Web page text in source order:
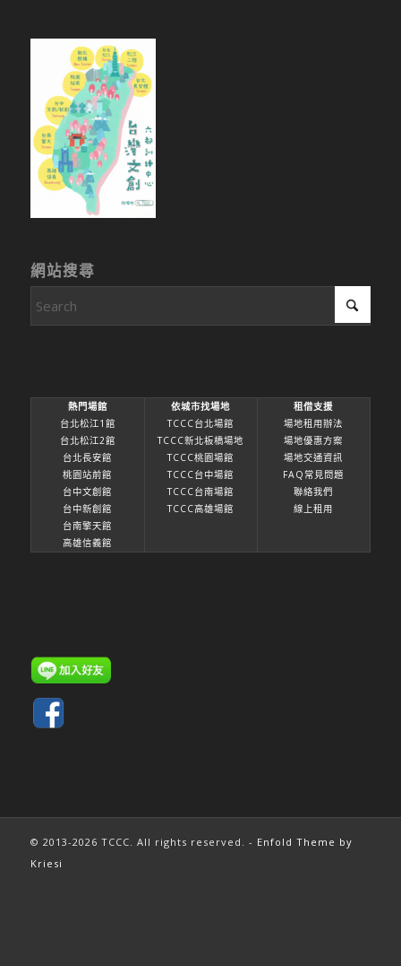
網站搜尋
熱門場館
台北松江1館
台北松江2館
台北長安館
桃園站前館
台中文創館
台中新創館
台南擎天館
高雄信義館
依城市找場地
TCCC台北場館
TCCC新北板橋場地
TCCC桃園場館
TCCC台中場館
TCCC台南場館
TCCC高雄場館
租借支援
場地租用辦法
場地優惠方案
場地交通資訊
FAQ常見問題
聯絡我們
線上租用
© 2013-2026 TCCC. All rights reserved. - Enfold Theme by
Kriesi